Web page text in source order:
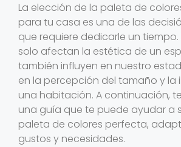
La elección de la paleta de
para tu casa es una de las
que requiere dedicarle un tiempo.
solo afectan la estética de un
también influyen en nuestro
en la percepción del tamaño y la
una habitación. A continuación,
una guía que te puede ayudar a
paleta de colores perfecta,
gustos y necesidades.